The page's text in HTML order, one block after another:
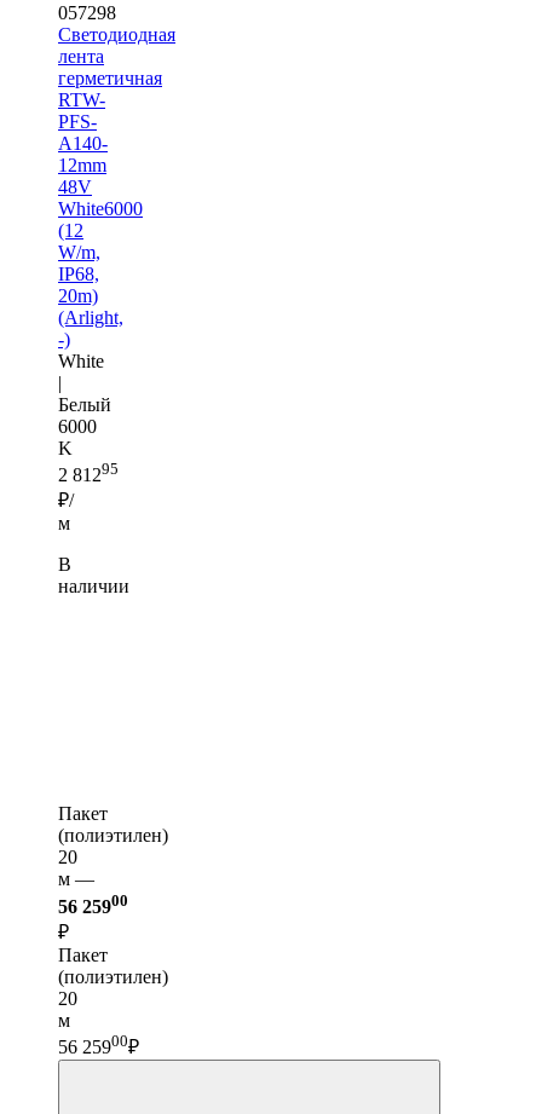
057298
Светодиодная
лента
герметичная
RTW-
PFS-
A140-
12mm
48V
White6000
(12
W/m,
IP68,
20m)
(Arlight,
-)
White
|
Белый
6000
K
2 81295
₽/
м
В
наличии
Пакет
(полиэтилен)
20
м —
56 25900
₽
Пакет
(полиэтилен)
20
м
56 25900₽